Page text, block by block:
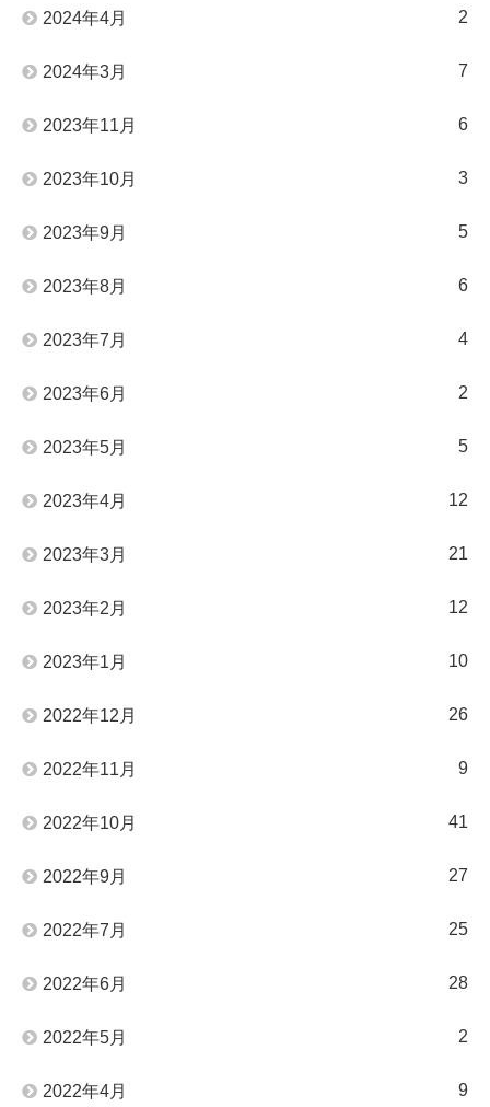
2024年4月 2
2024年3月 7
2023年11月 6
2023年10月 3
2023年9月 5
2023年8月 6
2023年7月 4
2023年6月 2
2023年5月 5
2023年4月 12
2023年3月 21
2023年2月 12
2023年1月 10
2022年12月 26
2022年11月 9
2022年10月 41
2022年9月 27
2022年7月 25
2022年6月 28
2022年5月 2
2022年4月 9